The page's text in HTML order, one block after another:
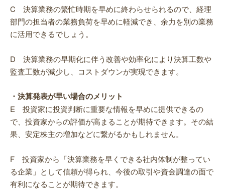
C 決算業務の繁忙時期を早めに終わらせられるので、経理
部門の担当者の業務負荷を早めに軽減でき、余力を別の業務
に活用できるでしょう。
D 決算業務の早期化に伴う改善や効率化により決算工数や
監査工数が減少し、コストダウンが実現できます。
・決算発表が早い場合のメリット
E 投資家に投資判断に重要な情報を早めに提供できるの
で、投資家からの評価が高まることが期待できます。その結
果、安定株主の増加などに繋がるかもしれません。
F 投資家から「決算業務を早くできる社内体制が整ってい
る企業」として信頼が得られ、今後の取引や資金調達の面で
有利になることが期待できます。